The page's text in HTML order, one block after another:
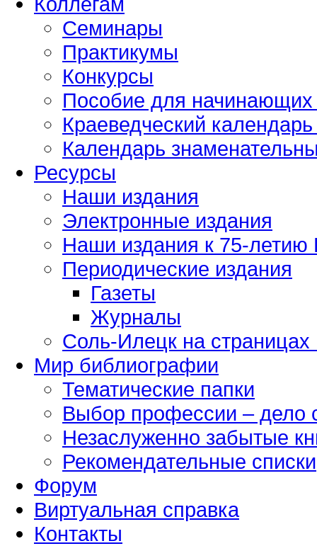
Семинары
Практикумы
Конкурсы
Пособие для начинающих
Краеведческий
Календарь
Ресурсы
Наши издания
Электронные издания
Наши издания к 75-
Периодические издания
Газеты
Журналы
Соль-Илецк на
Мир библиографии
Тематические папки
Выбор профессии – дело
Незаслуженно забытые
Рекомендательные списки
Форум
Виртуальная справка
Контакты